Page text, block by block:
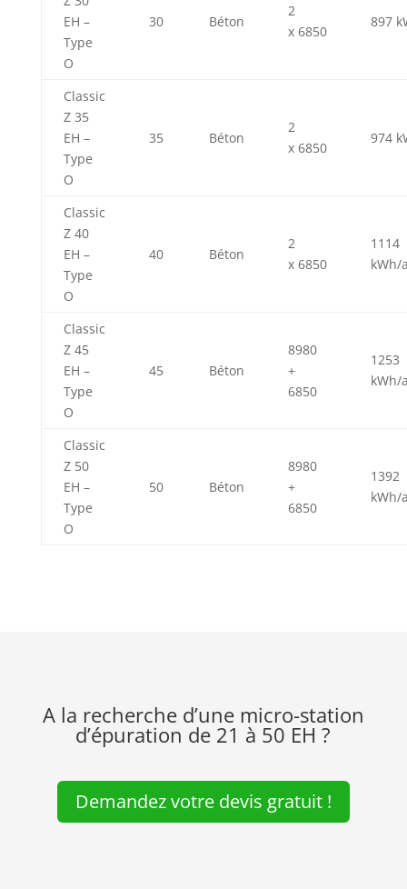
EH –
Type
O
30 Béton
2
x 6850
897
Classic
Z 35
EH –
Type
O
35 Béton
2
x 6850
974
Classic
Z 40
EH –
Type
O
40 Béton
2
x 6850
1114
kWh/
Classic
Z 45
EH –
Type
O
45 Béton
8980
+
6850
1253
kWh/
Classic
Z 50
EH –
Type
O
50 Béton
8980
+
6850
1392
kWh/
A la recherche d’une micro-station
d’épuration de 21 à 50 EH ?
Demandez votre devis gratuit !